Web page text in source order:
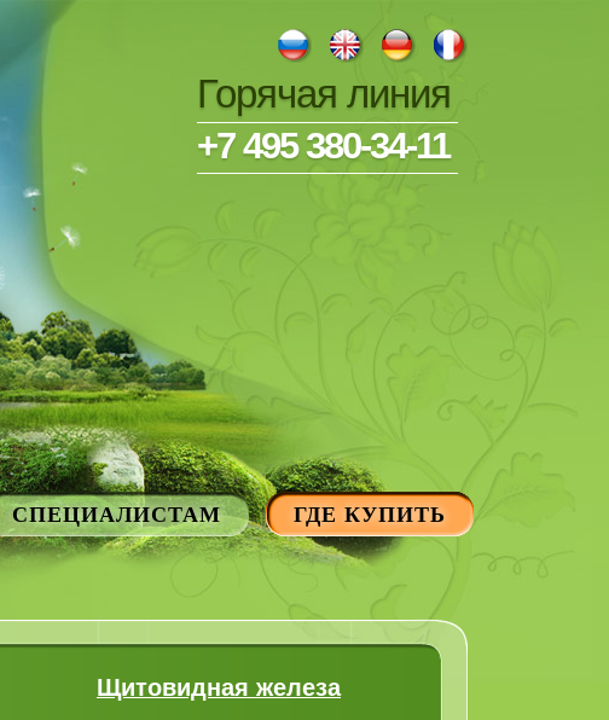
Горячая линия
+7 495 380-34-11
СПЕЦИАЛИСТАМ ГДЕ КУПИТЬ
Щитовидная железа